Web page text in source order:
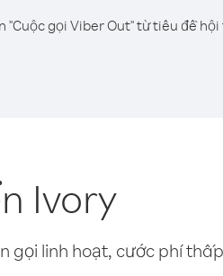
"Cuộc gọi Viber Out" từ tiêu đề
Ivory
gọi linh hoạt, cước phí